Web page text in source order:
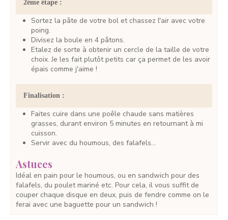
2ème étape :
Sortez la pâte de votre bol et chassez l'air avec votre
poing.
Divisez la boule en 4 pâtons.
Etalez de sorte à obtenir un cercle de la taille de votre
choix. Je les fait plutôt petits car ça permet de les avoir
épais comme j'aime !
Finalisation :
Faites cuire dans une poêle chaude sans matières
grasses, durant environ 5 minutes en retournant à mi
cuisson.
Servir avec du houmous, des falafels...
Astuces
Idéal en pain pour le houmous, ou en sandwich pour des
falafels, du poulet mariné etc. Pour cela, il vous suffit de
couper chaque disque en deux, puis de fendre comme on le
ferai avec une baguette pour un sandwich !